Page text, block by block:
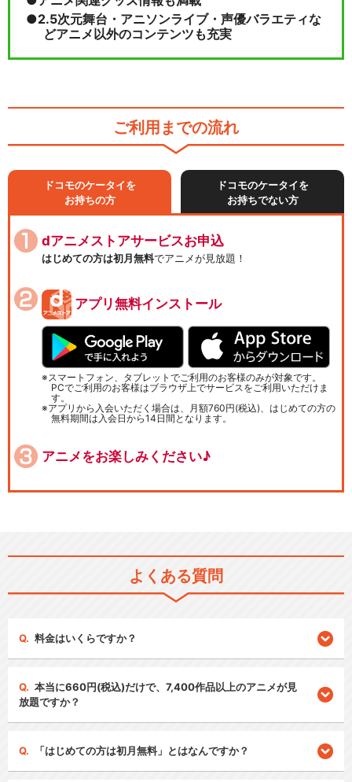
2.5次元舞台・アニソンライブ・声優バラエティな
どアニメ以外のコンテンツも充実
ご利用までの流れ
ドコモのケータイを
お持ちの方
ドコモのケータイを
お持ちでない方
dアニメストアサービスお申込
はじめての方は初月無料でアニメが見放題！
アプリ無料インストール
スマートフォン、タブレットでご利用のお客様のみが対象です。
PCでご利用のお客様はブラウザ上でサービスをご利用いただけま
す。
アプリから入会いただく場合は、月額760円(税込)、はじめての方の
無料期間は入会日から14日間となります。
アニメをお楽しみください♪
よくある質問
料金はいくらですか？
本当に660円(税込)だけで、7,400作品以上のアニメが見
放題ですか？
「はじめての方は初月無料」とはなんですか？